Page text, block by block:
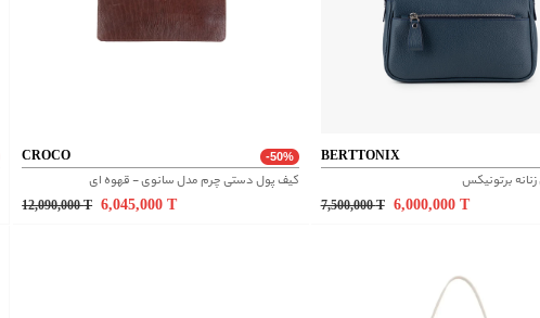
CROCO -50%
کیف پول دستی چرم مدل سانوی - قهوه ای
12,090,000T 6,045,000T
BERTTONIX
برتونیکس
7,500,000T 6,000,000 T